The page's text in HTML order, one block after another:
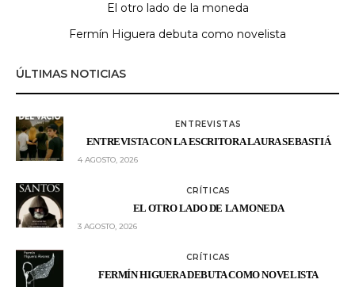
El otro lado de la moneda
Fermín Higuera debuta como novelista
ÚLTIMAS NOTICIAS
ENTREVISTAS
ENTREVISTA CON LA ESCRITORA LAURA SEBASTIÁ
4 AGOSTO, 2026
CRÍTICAS
EL OTRO LADO DE LA MONEDA
3 AGOSTO, 2026
CRÍTICAS
FERMÍN HIGUERA DEBUTA COMO NOVELISTA